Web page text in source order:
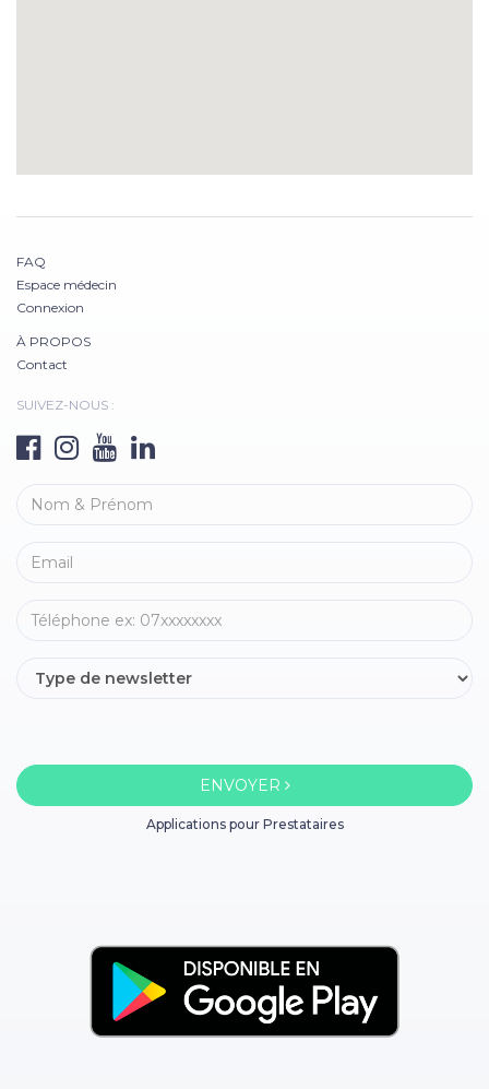
FAQ
Espace médecin
Connexion
À PROPOS
Contact
SUIVEZ-NOUS :
ENVOYER
Applications pour Prestataires